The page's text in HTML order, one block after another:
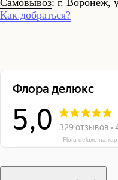
Как добраться?
ЗАКАЗАТЬ
Flora deluxe на